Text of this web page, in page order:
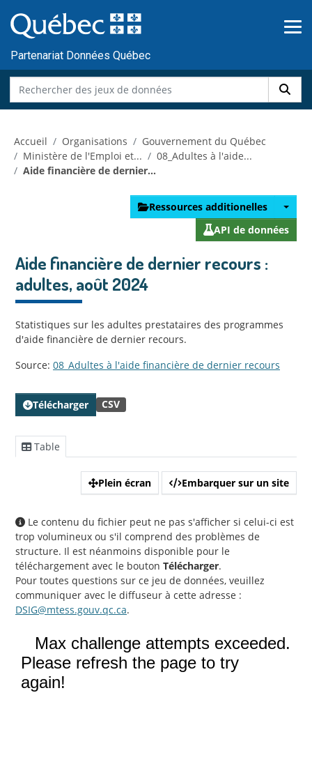
au
contenu
Partenariat Données Québec
Accueil Organisations
Gouvernement du Québec
Ministère de l'Emploi et...
08_Adultes à l'aide...
Aide financière de dernier...
Ressources additionelles
API de données
Aide financière de dernier recours :
adultes, août 2024
Statistiques sur les adultes prestataires des programmes
d'aide financière de dernier recours.
Source: 08_Adultes à l'aide financière de dernier recours
Télécharger CSV
Table
Plein écran Embarquer sur un site
Le contenu du fichier peut ne pas s'afficher si celui-ci est
trop volumineux ou s'il comprend des problèmes de
structure. Il est néanmoins disponible pour le
téléchargement avec le bouton Télécharger.
Pour toutes questions sur ce jeu de données, veuillez
communiquer avec le diffuseur à cette adresse :
DSIG@mtess.gouv.qc.ca.